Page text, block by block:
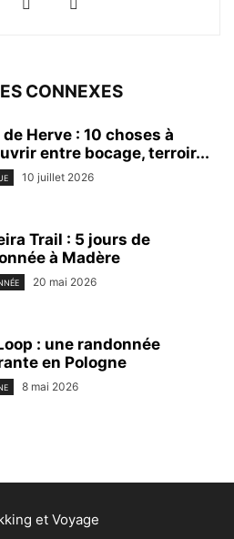
CONNEXES
de Herve : 10 choses à
entre bocage, terroir...
10 juillet 2026
Trail : 5 jours de
à Madère
20 mai 2026
: une randonnée
en Pologne
8 mai 2026